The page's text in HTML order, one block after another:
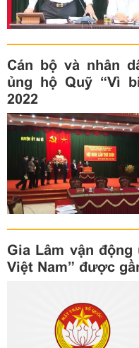
Cán bộ và nhân
ủng hộ Quỹ “Vì
2022
Gia Lâm vận
Việt Nam” được